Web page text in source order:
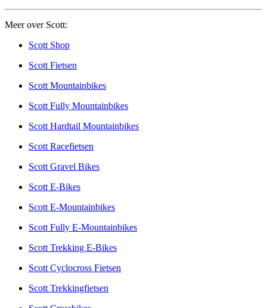
Meer over Scott:
Scott Shop
Scott Fietsen
Scott Mountainbikes
Scott Fully Mountainbikes
Scott Hardtail Mountainbikes
Scott Racefietsen
Scott Gravel Bikes
Scott E-Bikes
Scott E-Mountainbikes
Scott Fully E-Mountainbikes
Scott Trekking E-Bikes
Scott Cyclocross Fietsen
Scott Trekkingfietsen